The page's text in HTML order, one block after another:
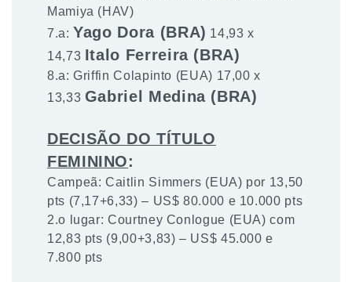
Mamiya (HAV)
7.a: Yago Dora (BRA) 14,93 x
14,73 Italo Ferreira (BRA)
8.a: Griffin Colapinto (EUA) 17,00 x
13,33 Gabriel Medina (BRA)
DECISÃO DO TÍTULO
FEMININO:
Campeã: Caitlin Simmers (EUA) por 13,50
pts (7,17+6,33) – US$ 80.000 e 10.000 pts
2.o lugar: Courtney Conlogue (EUA) com
12,83 pts (9,00+3,83) – US$ 45.000 e
7.800 pts